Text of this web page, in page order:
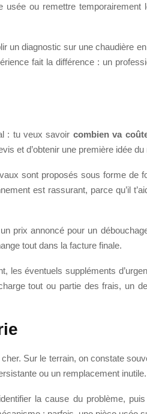
usée ou remettre
un diagnostic sur une chaudière
fait la différence : un
: tu veux savoir combien va
et d’obtenir une première idée du
sont proposés sous forme de
est rassurant, parce qu’il
prix annoncé pour un
tout dans la facture finale.
les éventuels suppléments
tout ou partie des frais, un
Sur le terrain, on constate
ou un remplacement inutile.
la cause du problème,